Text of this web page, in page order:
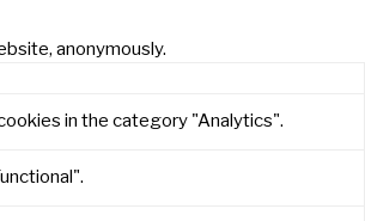
anonymously.
in the category "Analytics".